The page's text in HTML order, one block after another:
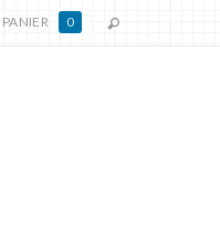
PANIER 0